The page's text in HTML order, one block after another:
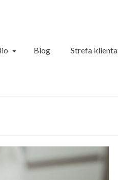
Blog Strefa klienta